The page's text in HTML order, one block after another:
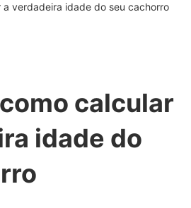
a verdadeira idade do seu cachorro
calcular
idade do